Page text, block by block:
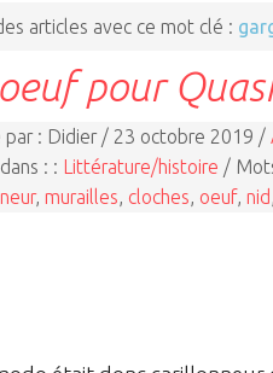
articles avec ce mot clé :
pour
par : Didier / 23 octobre 2019 /
: : Littérature/histoire /
, murailles cloches oeuf, nid